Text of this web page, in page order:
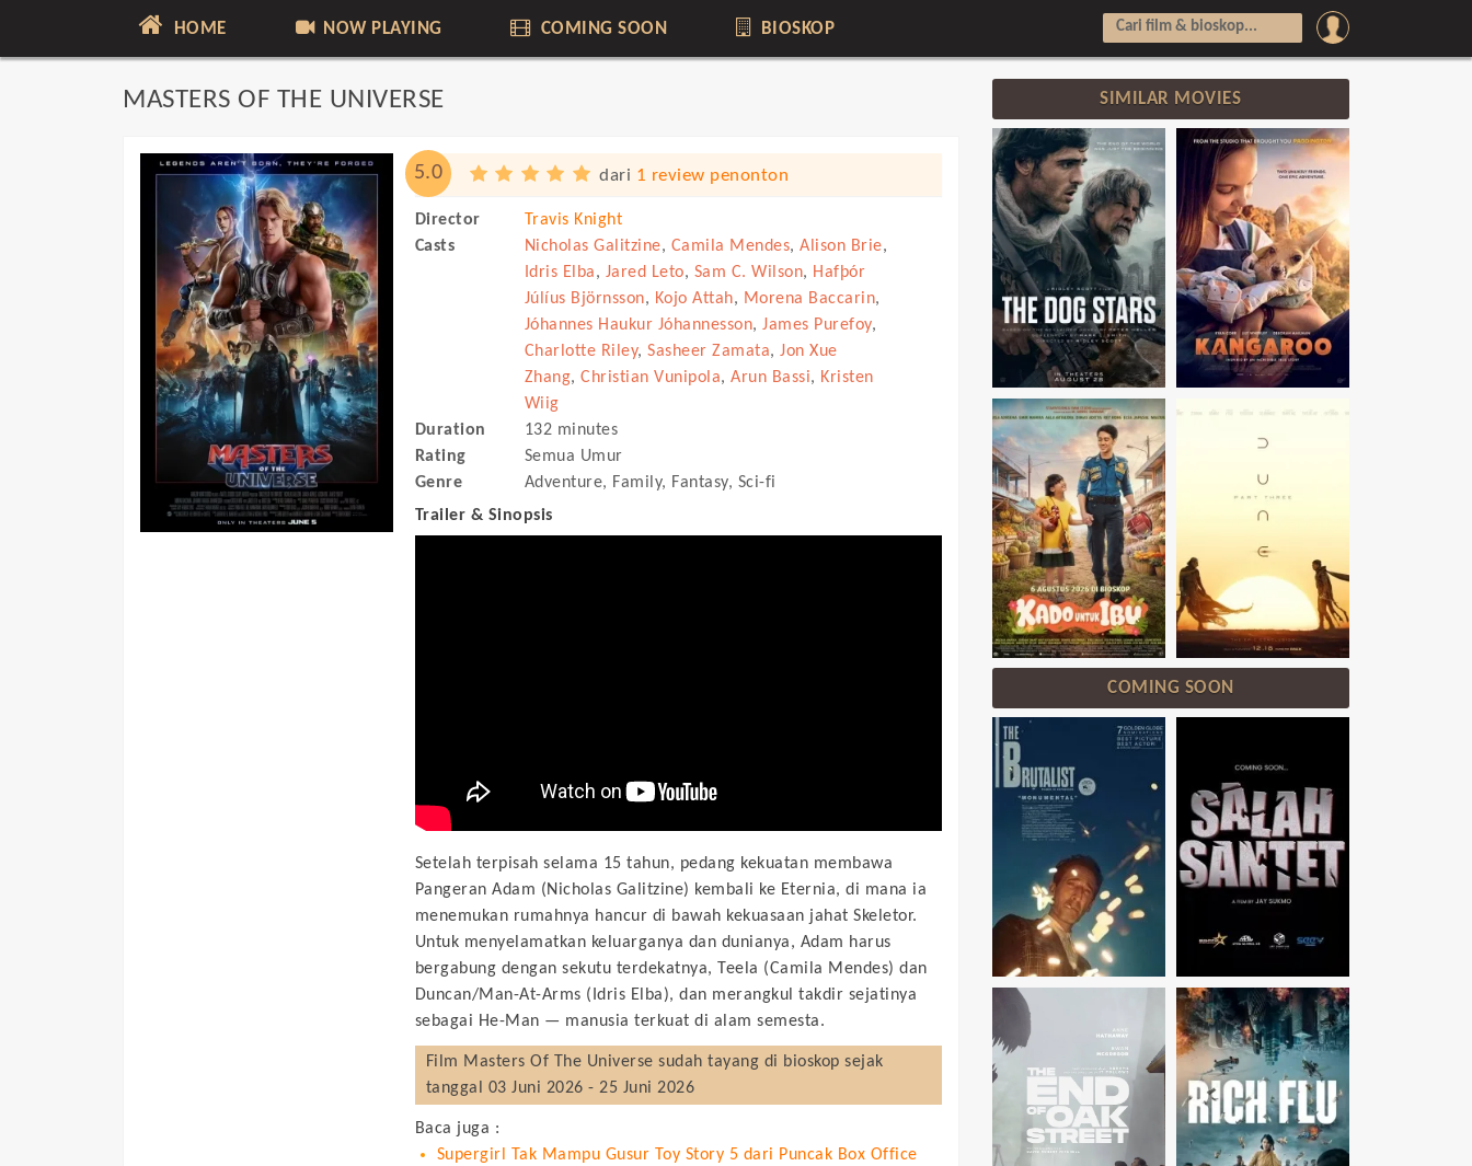
HOME NOW PLAYING COMING SOON BIOSKOP
MASTERS OF THE UNIVERSE
5.0 dari 1 review penonton
Director
Travis Knight
Casts
Nicholas Galitzine, Camila Mendes, Alison Brie,
Idris Elba, Jared Leto, Sam C. Wilson, Hafþór
Júlíus Björnsson, Kojo Attah, Morena Baccarin,
Jóhannes Haukur Jóhannesson, James Purefoy,
Charlotte Riley, Sasheer Zamata, Jon Xue
Zhang, Christian Vunipola, Arun Bassi, Kristen
Wiig
Duration
132 minutes
Rating
Semua Umur
Genre
Adventure, Family, Fantasy, Sci-fi
Trailer & Sinopsis
Setelah terpisah selama 15 tahun, pedang kekuatan membawa
Pangeran Adam (Nicholas Galitzine) kembali ke Eternia, di mana ia
menemukan rumahnya hancur di bawah kekuasaan jahat Skeletor.
Untuk menyelamatkan keluarganya dan dunianya, Adam harus
bergabung dengan sekutu terdekatnya, Teela (Camila Mendes) dan
Duncan/Man-At-Arms (Idris Elba), dan merangkul takdir sejatinya
sebagai He-Man — manusia terkuat di alam semesta.
Film Masters Of The Universe sudah tayang di bioskop sejak
tanggal 03 Juni 2026 - 25 Juni 2026
Baca juga :
Supergirl Tak Mampu Gusur Toy Story 5 dari Puncak Box Office
SIMILAR MOVIES
COMING SOON